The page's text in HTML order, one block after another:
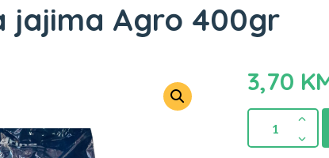
jajima Agro 400gr
3,70